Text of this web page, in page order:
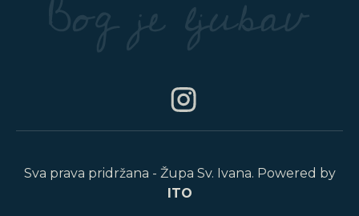
Sva prava pridržana - Župa Sv. Ivana. Powered by
ITO